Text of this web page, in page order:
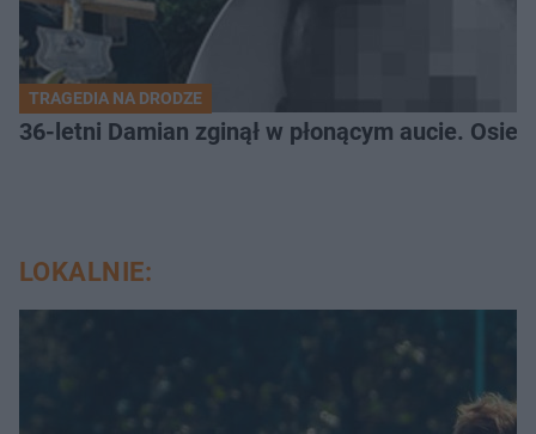
TRAGEDIA NA DRODZE
36-letni Damian zginął w płonącym aucie.
LOKALNIE: